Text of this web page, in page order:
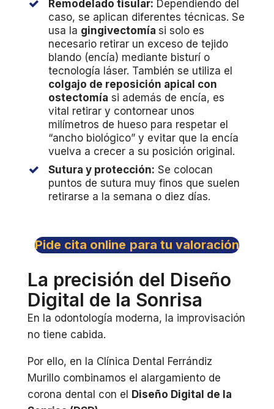
Remodelado tisular: Dependiendo del
caso, se aplican diferentes técnicas. Se
usa la gingivectomía si solo es
necesario retirar un exceso de tejido
blando (encía) mediante bisturí o
tecnología láser. También se utiliza el
colgajo de reposición apical con
ostectomía si además de encía, es
vital retirar y contornear unos
milímetros de hueso para respetar el
“ancho biológico” y evitar que la encía
vuelva a crecer a su posición original.
Sutura y protección: Se colocan
puntos de sutura muy finos que suelen
retirarse a la semana o diez días.
Pide cita online para tu valoración
La precisión del Diseño
Digital de la Sonrisa
En la odontología moderna, la improvisación
no tiene cabida.
Por ello, en la Clínica Dental Ferrándiz
Murillo combinamos el alargamiento de
corona dental con el
Diseño Digital de la